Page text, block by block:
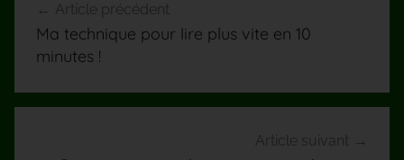
de
l’article
Article précédent
Ma technique pour lire plus vite en 10
minutes !
Article suivant